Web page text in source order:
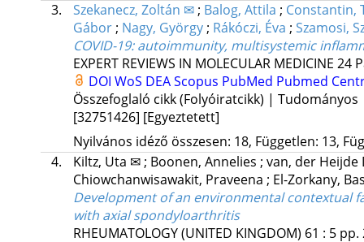
3.
Szekanecz, Zoltán ✉; Balog, Attila ; Constantin,
Gábor; Nagy, György; Rákóczi, Éva ; Szamosi,
COVID-19: autoimmunity, multisystemic
EXPERT REVIEWS IN MOLECULAR MEDICINE 24
DOI WoS DEAScopus PubMed Pubmed
Összefoglaló cikk (Folyóiratcikk) | Tudományos
[32751426] [Egyeztetett]
Nyilvános idéző összesen: 18, Független: 13,
4.
Kiltz, Uta ✉; Boonen, Annelies ; van, der
Chiowchanwisawakit, Praveena ; El-Zorkany,
Development of an environmental contextual
with axial spondyloarthritis
RHEUMATOLOGY (UNITED KINGDOM) 61 : 5 pp.